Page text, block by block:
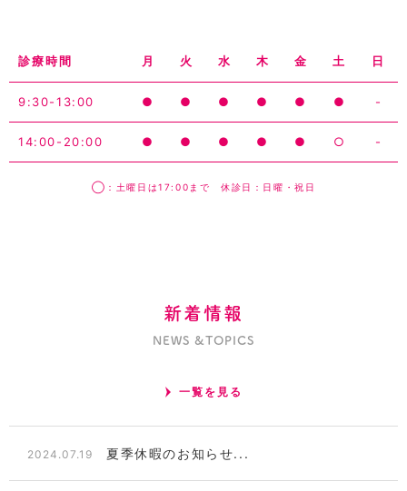
診療時間 月 火 水 木 金 土 日
9:30-13:00 ● ● ● ● ● ● -
14:00-20:00 ● ● ● ● ● ○ -
◯：土曜日は17:00まで 休診日：日曜・祝日
新着情報
NEWS &TOPICS
一覧を見る
2024.07.19 夏季休暇のお知らせ...